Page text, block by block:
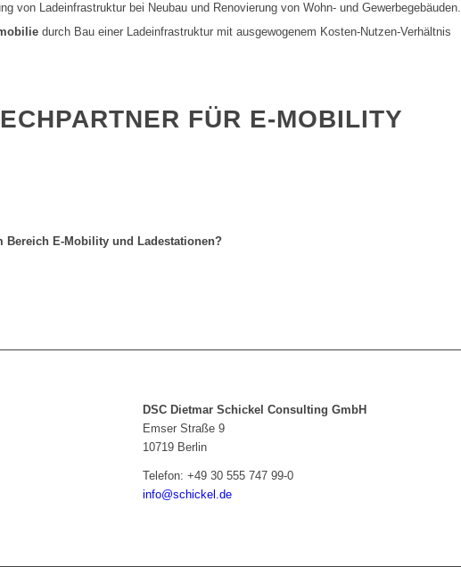
von Ladeinfrastruktur bei Neubau und Renovierung von Wohn- und Gewerbegebäuden.
durch Bau einer Ladeinfrastruktur mit ausgewogenem Kosten-Nutzen-Verhältnis
FÜR E-MOBILITY
Bereich E-Mobility und Ladestationen?
DSC Dietmar Schickel Consulting GmbH
Emser Straße 9
10719 Berlin
Telefon: +49 30 555 747 99-0
info@schickel.de